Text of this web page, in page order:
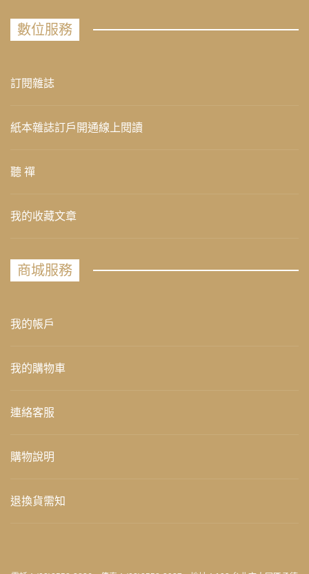
數位服務
訂閱雜誌
紙本雜誌訂戶開通線上閱讀
聽 禪
我的收藏文章
商城服務
我的帳戶
我的購物車
連絡客服
購物說明
退換貨需知